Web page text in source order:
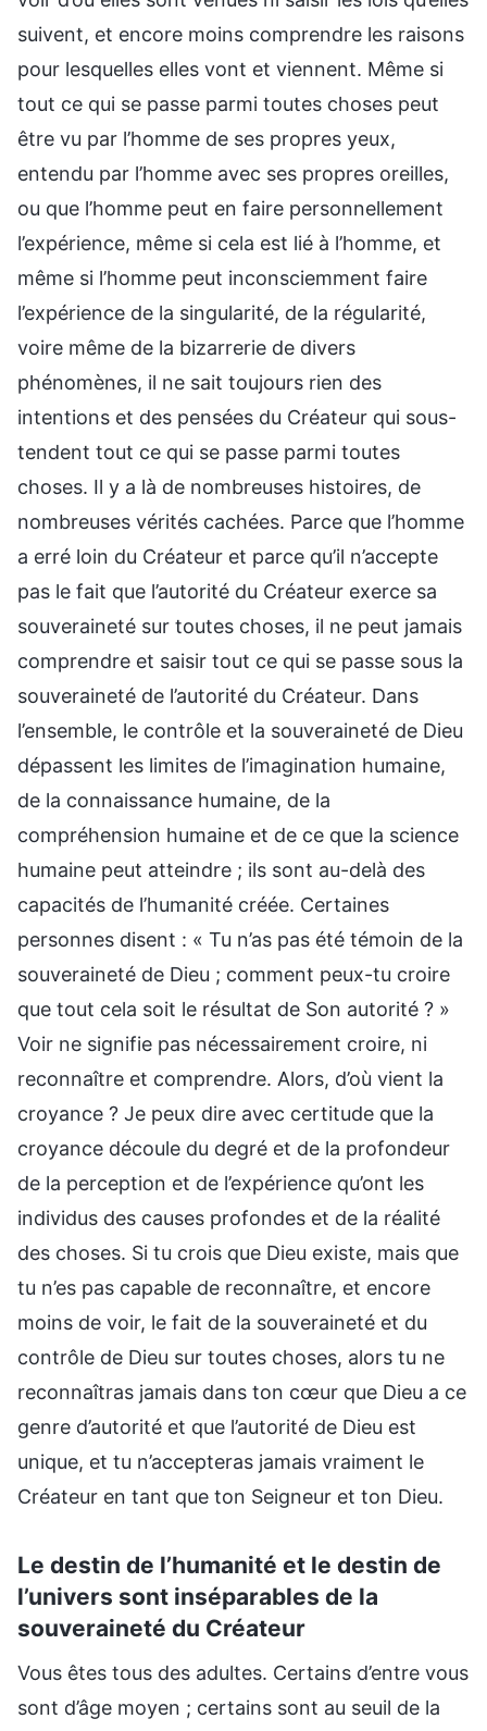
suivent, et encore moins comprendre les raisons
pour lesquelles elles vont et viennent. Même si
tout ce qui se passe parmi toutes choses peut
être vu par l’homme de ses propres yeux,
entendu par l’homme avec ses propres oreilles,
ou que l’homme peut en faire personnellement
l’expérience, même si cela est lié à l’homme, et
même si l’homme peut inconsciemment faire
l’expérience de la singularité, de la régularité,
voire même de la bizarrerie de divers
phénomènes, il ne sait toujours rien des
intentions et des pensées du Créateur qui sous-
tendent tout ce qui se passe parmi toutes
choses. Il y a là de nombreuses histoires, de
nombreuses vérités cachées. Parce que l’homme
a erré loin du Créateur et parce qu’il n’accepte
pas le fait que l’autorité du Créateur exerce sa
souveraineté sur toutes choses, il ne peut jamais
comprendre et saisir tout ce qui se passe sous la
souveraineté de l’autorité du Créateur. Dans
l’ensemble, le contrôle et la souveraineté de Dieu
dépassent les limites de l’imagination humaine,
de la connaissance humaine, de la
compréhension humaine et de ce que la science
humaine peut atteindre ; ils sont au-delà des
capacités de l’humanité créée. Certaines
personnes disent : « Tu n’as pas été témoin de la
souveraineté de Dieu ; comment peux-tu croire
que tout cela soit le résultat de Son autorité ? »
Voir ne signifie pas nécessairement croire, ni
reconnaître et comprendre. Alors, d’où vient la
croyance ? Je peux dire avec certitude que la
croyance découle du degré et de la profondeur
de la perception et de l’expérience qu’ont les
individus des causes profondes et de la réalité
des choses. Si tu crois que Dieu existe, mais que
tu n’es pas capable de reconnaître, et encore
moins de voir, le fait de la souveraineté et du
contrôle de Dieu sur toutes choses, alors tu ne
reconnaîtras jamais dans ton cœur que Dieu a ce
genre d’autorité et que l’autorité de Dieu est
unique, et tu n’accepteras jamais vraiment le
Créateur en tant que ton Seigneur et ton Dieu.
Le destin de l’humanité et le destin de
l’univers sont inséparables de la
souveraineté du Créateur
Vous êtes tous des adultes. Certains d’entre vous
sont d’âge moyen ; certains sont au seuil de la